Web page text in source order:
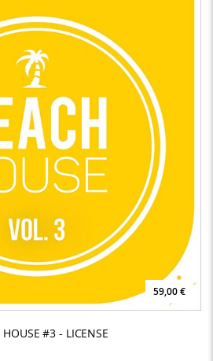
59,00 €
HOUSE #3 - LICENSE